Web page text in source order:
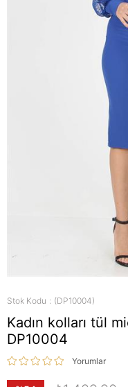
Stok Kodu (DP10004)
Kadın kolları tül
DP10004
Yorumlar